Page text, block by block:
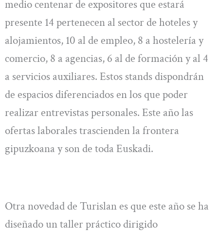
medio centenar de expositores que estará
presente 14 pertenecen al sector de hoteles y
alojamientos, 10 al de empleo, 8 a hostelería y
comercio, 8 a agencias, 6 al de formación y al 4
a servicios auxiliares. Estos stands dispondrán
de espacios diferenciados en los que poder
realizar entrevistas personales. Este año las
ofertas laborales trascienden la frontera
gipuzkoana y son de toda Euskadi.
Otra novedad de Turislan es que este año se ha
diseñado un taller práctico dirigido